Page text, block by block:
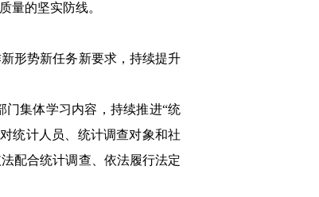
量的坚实防线。
形势新任务新要求，持续提升
门集体学习内容，持续推进“统
统计人员、统计调查对象和社
配合统计调查、依法履行法定